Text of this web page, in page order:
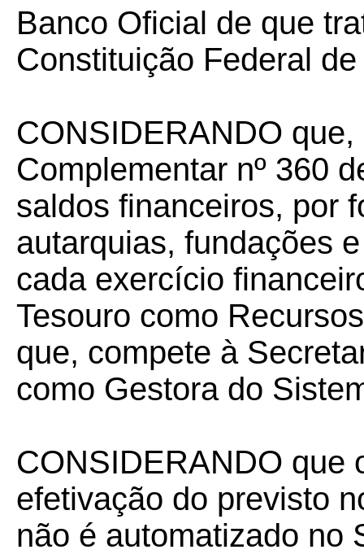
Banco Oficial de que
Constituição Federal
CONSIDERANDO
Complementar nº 360
saldos financeiros, por
autarquias, fundações
cada exercício
Tesouro como
que, compete à
como Gestora do
CONSIDERANDO que
efetivação do previsto
não é automatizado no